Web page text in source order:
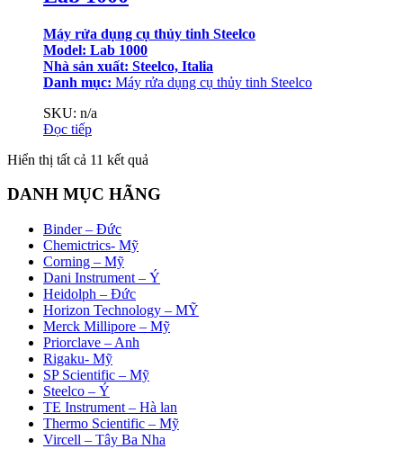
Máy rửa dụng cụ thủy tinh Steelco
Model: Lab 1000
Nhà sản xuất: Steelco, Italia
Danh mục: Máy rửa dụng cụ thủy tinh Steelco
SKU: n/a
Đọc tiếp
Hiển thị tất cả 11 kết quả
xếp
DANH MỤC HÃNG
Binder – Đức
Chemictrics- Mỹ
Corning – Mỹ
Dani Instrument – Ý
Heidolph – Đức
Horizon Technology – MỸ
Merck Millipore – Mỹ
Priorclave – Anh
Rigaku- Mỹ
SP Scientific – Mỹ
Steelco – Ý
TE Instrument – Hà lan
Thermo Scientific – Mỹ
Vircell – Tây Ba Nha